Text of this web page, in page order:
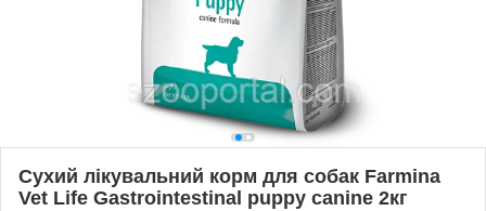
Сухий лікувальний корм для собак Farmina
Vet Life Gastrointestinal puppy canine 2кг